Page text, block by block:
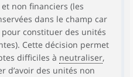
non financiers (les
dans le champ car
constituer des unités
Cette décision permet
difficiles à neutraliser,
d’avoir des unités non